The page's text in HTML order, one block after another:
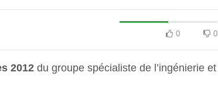
0 0
2012 du groupe spécialiste de l’ingénierie et